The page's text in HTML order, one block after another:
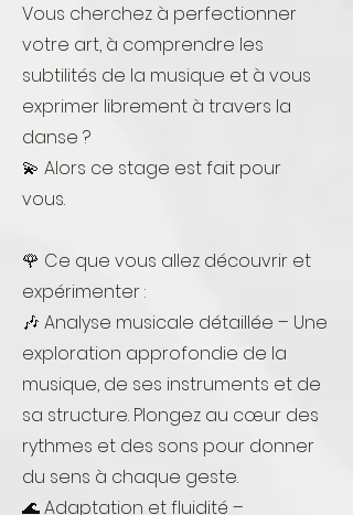
Vous cherchez à perfectionner
votre art, à comprendre les
subtilités de la musique et à vous
exprimer librement à travers la
danse ?
💫 Alors ce stage est fait pour
vous.
🌹 Ce que vous allez découvrir et
expérimenter :
🎶 Analyse musicale détaillée – Une
exploration approfondie de la
musique, de ses instruments et de
sa structure. Plongez au cœur des
rythmes et des sons pour donner
du sens à chaque geste.
🌊 Adaptation et fluidité –